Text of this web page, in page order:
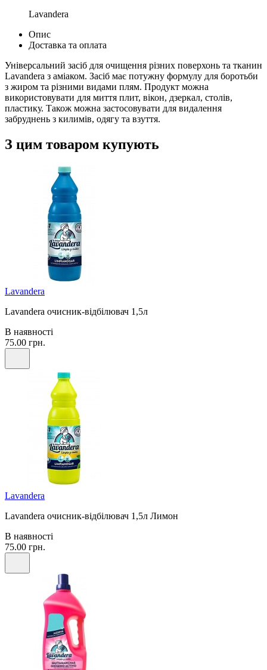
Lavandera
Опис
Доставка та оплата
Універсальний засіб для очищення різних поверхонь та тканин
Lavandera з аміаком. Засіб має потужну формулу для боротьби
з жиром та різними видами плям. Продукт можна
використовувати для миття плит, вікон, дзеркал, столів,
пластику. Також можна застосовувати для видалення
забруднень з килимів, одягу та взуття.
З цим товаром купують
Lavandera
Lavandera очисник-відбілювач 1,5л
В наявності
75.00 грн.
Lavandera
Lavandera очисник-відбілювач 1,5л Лимон
В наявності
75.00 грн.